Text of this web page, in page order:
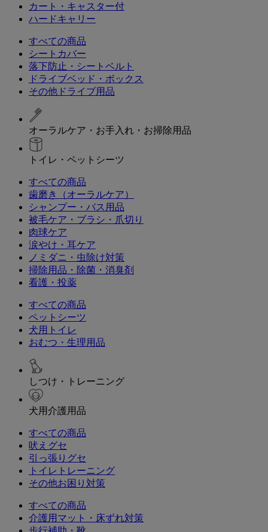
カート・キャスター付
ハードキャリー
すべての商品
シートカバー
落下防止・シートベルト
ドライブベッド・ボックス
その他ドライブ用品
オーラルケア・お手入れ・お掃除用品
トイレ・ペットシーツ
すべての商品
歯磨き（オーラルケア）
シャンプー・バス用品
被毛ケア・ブラシ・爪切り
肉球ケア
涙やけ・耳ケア
ノミダニ・虫除け対策
掃除用品・除菌・消臭剤
看護・投薬
すべての商品
ペットシーツ
犬用トイレ
おむつ・生理用品
しつけ・トレーニング
犬用介護用品
すべての商品
吠えグセ
引っ張りグセ
トイレトレーニング
その他お困り対策
すべての商品
介護用マット・床ずれ対策